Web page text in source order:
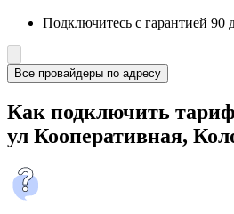
Подключитесь с гарантией 90
Все провайдеры по адресу
Как подключить
ул Кооперативная,